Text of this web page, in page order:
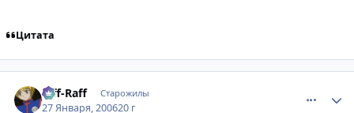
Цитата
Riff-Raff Старожилы
27 Января, 200620 г